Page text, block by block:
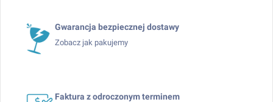
Gwarancja bezpiecznej dostawy
Zobacz jak pakujemy
Faktura z odroczonym terminem